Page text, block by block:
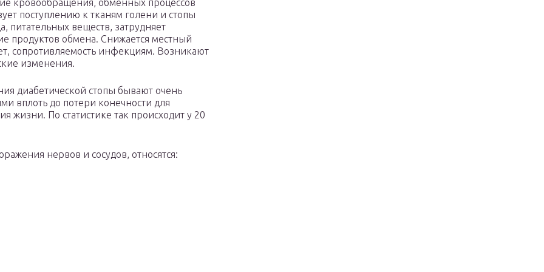
кровообращения, обменных процессов
поступлению к тканям голени и стопы
питательных веществ, затрудняет
продуктов обмена. Снижается местный
сопротивляемость инфекциям. Возникают
изменения.
диабетической стопы бывают очень
вплоть до потери конечности для
жизни. По статистике так происходит у 20
нервов и сосудов, относятся: